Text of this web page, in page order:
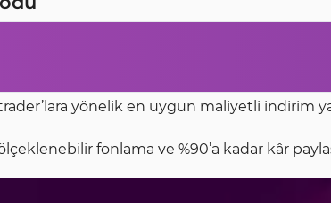
yönelik en uygun maliyetli indirim
fonlama ve %90’a kadar kâr